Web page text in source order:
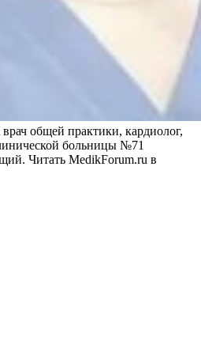
общей практики, кардиолог,
больницы №71
Читать MedikForum.ru в